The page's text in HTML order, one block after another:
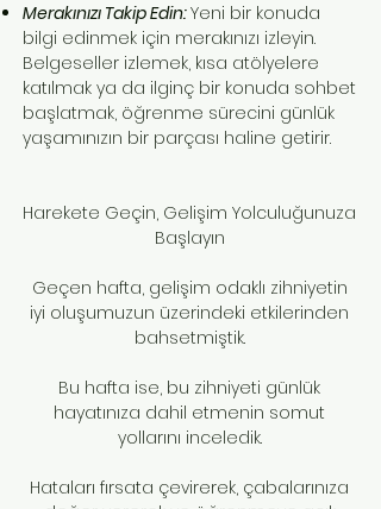
Merakınızı Takip Edin:Yeni bir konuda
bilgi edinmek için merakınızı izleyin.
Belgeseller izlemek, kısa atölyelere
katılmak ya da ilginç bir konuda sohbet
başlatmak, öğrenme sürecini günlük
yaşamınızın bir parçası haline getirir.
Harekete Geçin, Gelişim Yolculuğunuza
Başlayın
Geçen hafta, gelişim odaklı zihniyetin
iyi oluşumuzun üzerindeki etkilerinden
bahsetmiştik.
Bu hafta ise, bu zihniyeti günlük
hayatınıza dahil etmenin somut
yollarını inceledik.
Hataları fırsata çevirerek, çabalarınıza